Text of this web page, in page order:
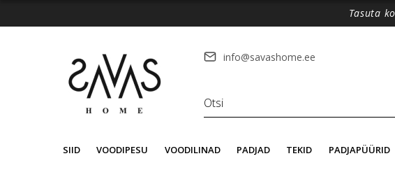
Tasuta
info@savashome.ee
SIID VOODIPESU VOODILINAD PADJAD TEKID PADJAPÜÜRID